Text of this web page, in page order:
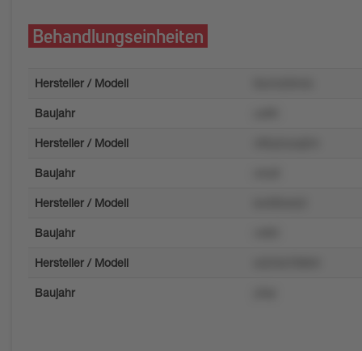
Behandlungseinheiten
Hersteller / Modell
Baujahr
Hersteller / Modell
Baujahr
Hersteller / Modell
Baujahr
Hersteller / Modell
Baujahr